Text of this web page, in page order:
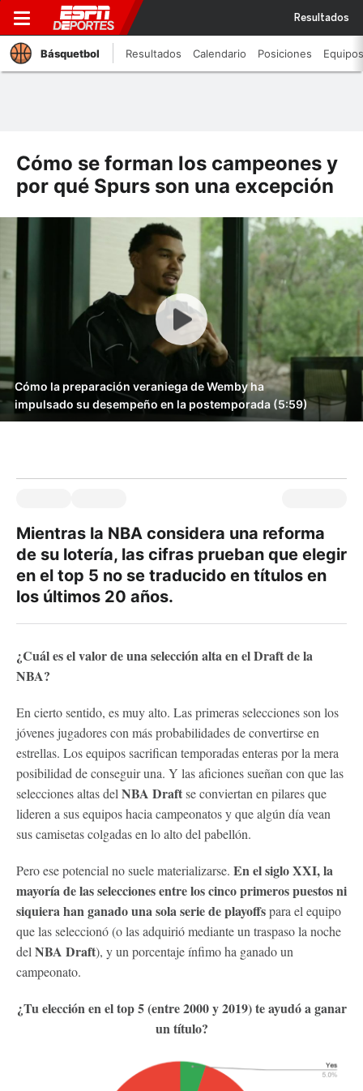
Resultados
Básquetbol Resultados Calendario Posiciones Equipos
Cómo se forman los campeones y
por qué Spurs son una excepción
Cómo la preparación veraniega de Wemby ha
impulsado su desempeño en la postemporada (5:59)
Mientras la NBA considera una reforma
de su lotería, las cifras prueban que elegir
en el top 5 no se traducido en títulos en
los últimos 20 años.
¿Cuál es el valor de una selección alta en el Draft de la
NBA?
En cierto sentido, es muy alto. Las primeras selecciones son los
jóvenes jugadores con más probabilidades de convertirse en
estrellas. Los equipos sacrifican temporadas enteras por la mera
posibilidad de conseguir una. Y las aficiones sueñan con que las
selecciones altas del NBA Draftse conviertan en pilares que
lideren a sus equipos hacia campeonatos y que algún día vean
sus camisetas colgadas en lo alto del pabellón.
Pero ese potencial no suele materializarse. En el siglo XXI, la
mayoría de las selecciones entre los cinco primeros puestos ni
siquiera han ganado una sola serie de playoffspara el equipo
que las seleccionó (o las adquirió mediante un traspaso la noche
del NBA Draft), y un porcentaje ínfimo ha ganado un
campeonato.
¿Tu elección en el top 5 (entre 2000 y 2019) te ayudó a ganar
un título?